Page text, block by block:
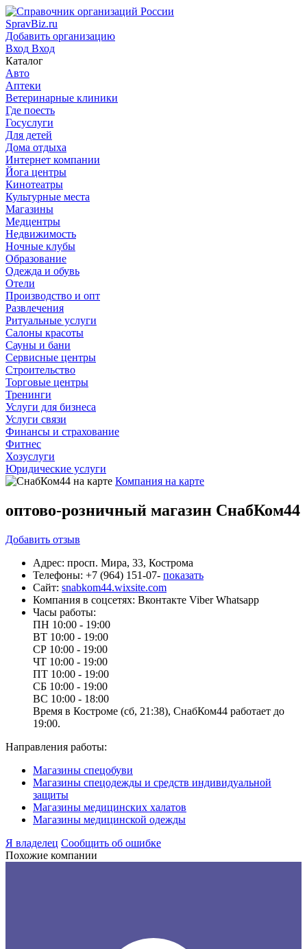
SpravBiz.ru
Добавить организацию
Вход Вход
Каталог
Авто
Аптеки
Ветеринарные клиники
Где поесть
Госуслуги
Для детей
Дома отдыха
Интернет компании
Йога центры
Кинотеатры
Культурные места
Магазины
Медцентры
Недвижимость
Ночные клубы
Образование
Одежда и обувь
Отели
Производство и опт
Развлечения
Ритуальные услуги
Салоны красоты
Сауны и бани
Сервисные центры
Строительство
Торговые центры
Тренинги
Услуги для бизнеса
Услуги связи
Финансы и страхование
Фитнес
Хозуслуги
Юридические услуги
Компания на карте
оптово-розничный магазин СнабКом44
Добавить отзыв
Адрес: просп. Мира, 33, Кострома
Телефоны: +7 (964) 151-07- показать
Сайт: snabkom44.wixsite.com
Компания в соцсетях: Вконтакте Viber Whatsapp
Часы работы:
ПН 10:00 - 19:00
ВТ 10:00 - 19:00
СР 10:00 - 19:00
ЧТ 10:00 - 19:00
ПТ 10:00 - 19:00
СБ 10:00 - 19:00
ВС 10:00 - 18:00
Время в Костроме (сб, 21:38), СнабКом44 работает до
19:00.
Направления работы:
Магазины спецобуви
Магазины спецодежды и средств индивидуальной
защиты
Магазины медицинских халатов
Магазины медицинской одежды
Я владелец Сообщить об ошибке
Похожие компании